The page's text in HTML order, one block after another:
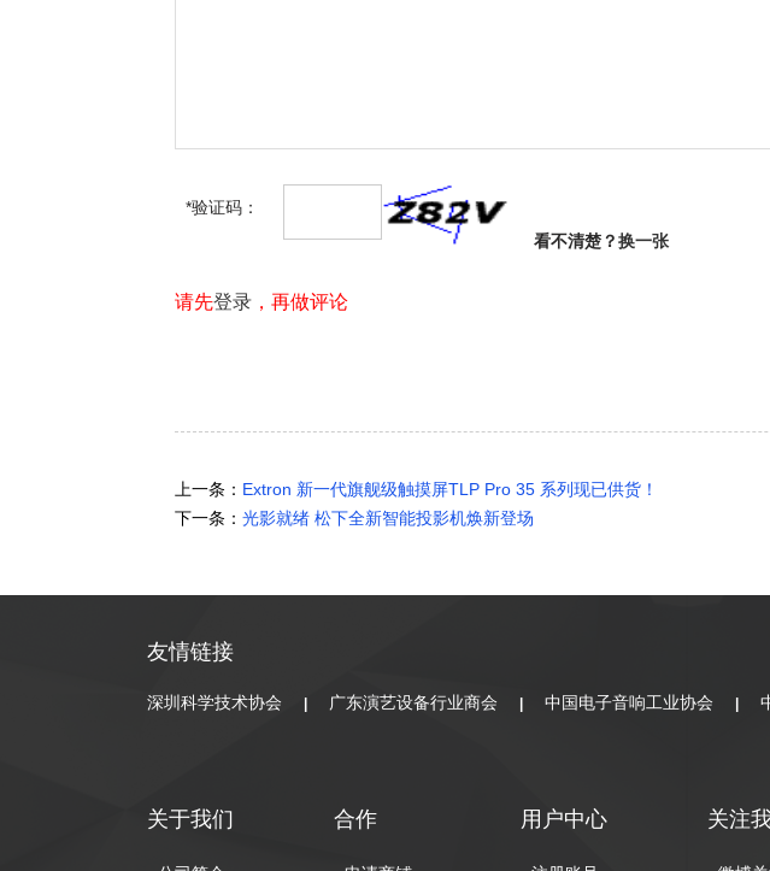
*验证码：
看不清楚？换一张
请先登录 ，再做评论
上一条： Extron 新一代旗舰级触摸屏TLP Pro 35 系列现已供货！
下一条： 光影就绪 松下全新智能投影机焕新登场
友情链接
深圳科学技术协会 广东演艺设备行业商会 中国电子音响工业协会
关于我们 合作 用户中心 关注